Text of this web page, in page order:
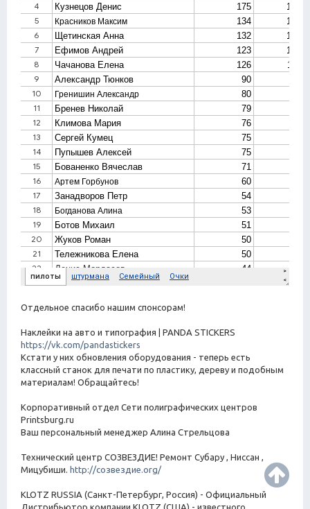
Отдельное спасибо нашим спонсорам!
Наклейки на авто и типография | PANDA STICKERS
https://vk.com/pandastickers
Кстати у них обновления оборудования - теперь есть
классный станок для печати по пластику, дереву и подобным
материалам! Обращайтесь!
Корпоративный отдел Сети полиграфических центров
Printsburg.ru
Ваш персональный менеджер Алина Стрельцова
Технический центр СОЗВЕЗДИЕ! Ремонт Субару , Ниссан ,
Мицубиши. http://созвездие.org/
KLOTZ RUSSIA (Санкт-Петербург, Россия) - Официальный
Дистрибьютор компании KLOTZ (США) - известного